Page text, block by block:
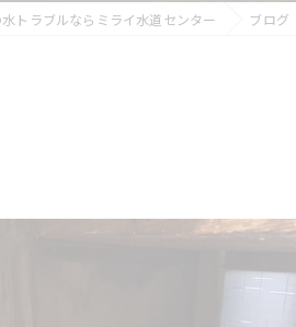
トラブルならミライ水道センター ブログ